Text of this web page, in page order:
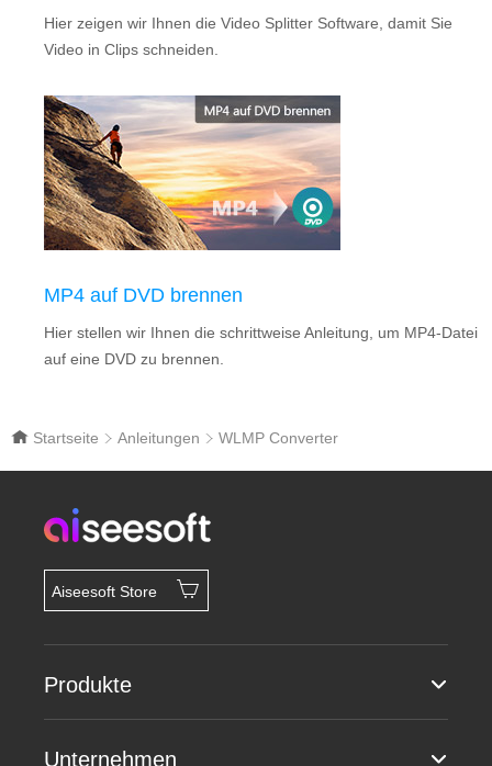
Hier zeigen wir Ihnen die Video Splitter Software, damit Sie
Video in Clips schneiden.
MP4 auf DVD brennen
Hier stellen wir Ihnen die schrittweise Anleitung, um MP4-Datei
auf eine DVD zu brennen.
Startseite Anleitungen WLMP Converter
Aiseesoft Store
Produkte
Unternehmen